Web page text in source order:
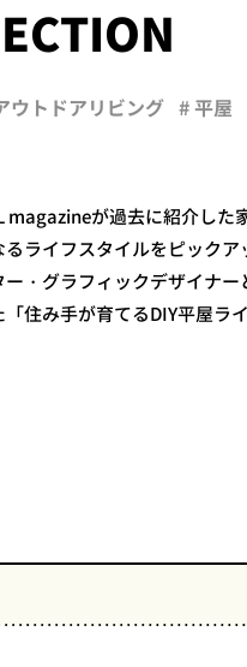
ウトドアリビング # 平屋
magazineが過去に紹介した
ライフスタイルをピック
ー・グラフィックデザイナ
「住み手が育てるDIY平屋ラ